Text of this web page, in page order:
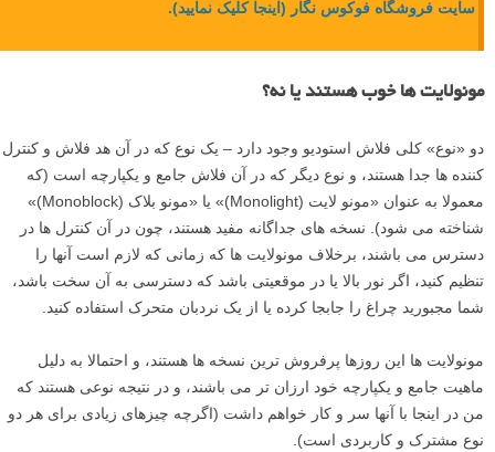
سایت فروشگاه فوکوس نگار (اینجا کلیک نمایید).
مونولایت ها خوب هستند یا نه؟
دو «نوع» کلی فلاش استودیو وجود دارد – یک نوع که در آن هد فلاش و کنترل
کننده ها جدا هستند، و نوع دیگر که در آن فلاش جامع و یکپارچه است (که
معمولا به عنوان «مونو لایت (Monolight)» یا «مونو بلاک (Monoblock)»
شناخته می شود). نسخه های جداگانه مفید هستند، چون در آن کنترل ها در
دسترس می باشند، برخلاف مونولایت ها که زمانی که لازم است آنها را
تنظیم کنید، اگر نور بالا یا در موقعیتی باشد که دسترسی به آن سخت باشد،
شما مجبورید چراغ را جابجا کرده یا از یک نردبان متحرک استفاده کنید.
مونولایت ها این روزها پرفروش ترین نسخه ها هستند، و احتمالا به دلیل
ماهیت جامع و یکپارچه خود ارزان تر می باشند، و در نتیجه نوعی هستند که
من در اینجا با آنها سر و کار خواهم داشت (اگرچه چیزهای زیادی برای هر دو
نوع مشترک و کاربردی است).